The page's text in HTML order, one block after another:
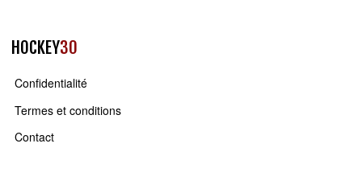
HOCKEY30
Confidentialité
Termes et conditions
Contact